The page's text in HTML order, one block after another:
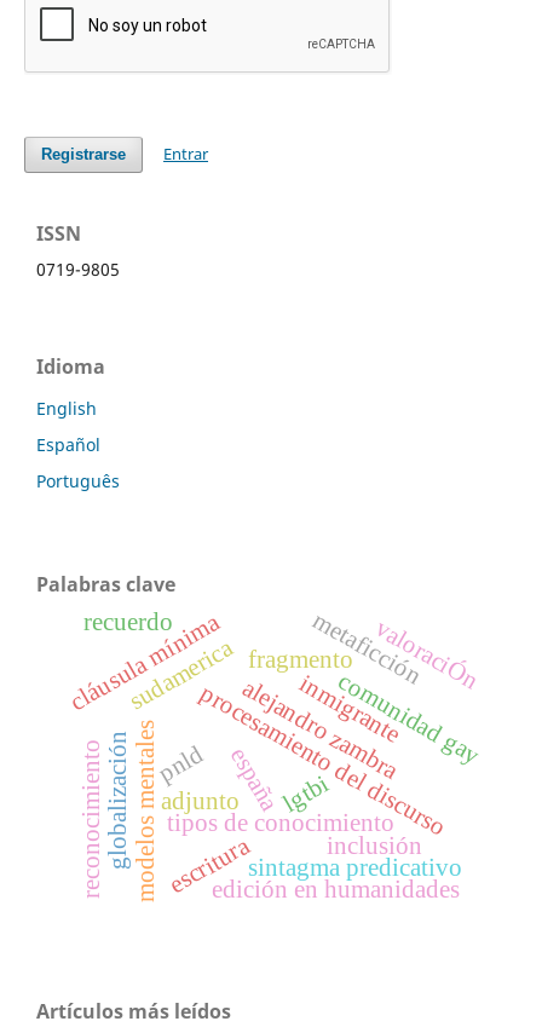
Registrarse Entrar
ISSN
0719-9805
Idioma
English
Español
Português
Palabras clave
procesamiento del discurso
tipos de conocimiento
modelos mentales españa
sudamerica
globalización
inmigrante
escritura
alejandro zambra
fragmentometaficción
edición en humanidades
comunidad gay
valoraciÓn
adjunto
sintagma predicativo
cláusula mínima
pnld
recuerdo
reconocimiento lgtbi
inclusión
Artículos más leídos